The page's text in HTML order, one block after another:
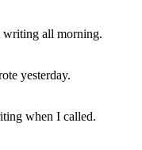
writing all morning.
yesterday.
when I called.